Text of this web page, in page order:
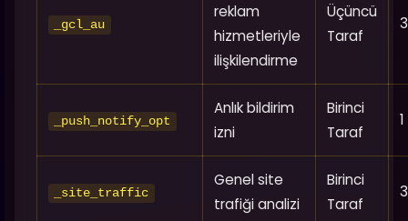
_gcl_au
reklam
hizmetleriyle
ilişkilendirme
Üçüncü
Taraf
_push_notify_opt
Anlık bildirim
izni
Birinci
Taraf
_site_traffic
Genel site
trafiği analizi
Birinci
Taraf